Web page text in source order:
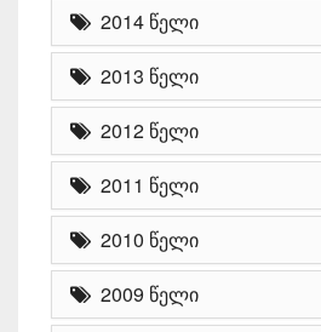
2014 წელი
2013 წელი
2012 წელი
2011 წელი
2010 წელი
2009 წელი